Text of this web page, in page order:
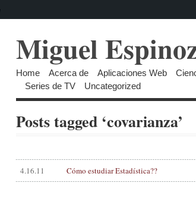
Miguel
Home Acerca de Aplicaciones Web
Series de TV
Uncategorized
Posts tagged ‘covarianza’
4.16.11 Cómo estudiar Estadística??